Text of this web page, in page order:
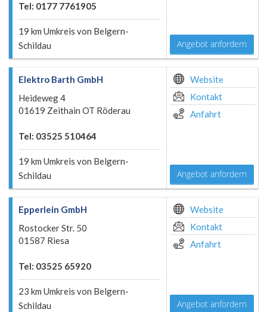
Tel: 0177 7761905
19 km Umkreis von Belgern-
Schildau
Angebot anfordern
Elektro Barth GmbH
Heideweg 4
01619 Zeithain OT Röderau
Tel: 03525 510464
19 km Umkreis von Belgern-
Schildau
Website
Kontakt
Anfahrt
Angebot anfordern
Epperlein GmbH
Rostocker Str. 50
01587 Riesa
Tel: 03525 65920
23 km Umkreis von Belgern-
Schildau
Website
Kontakt
Anfahrt
Angebot anfordern